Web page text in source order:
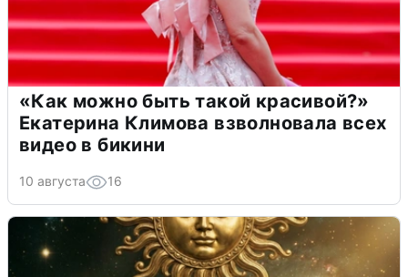
«Как можно быть такой красивой?»
Екатерина Климова взволновала всех
видео в бикини
10 августа 16